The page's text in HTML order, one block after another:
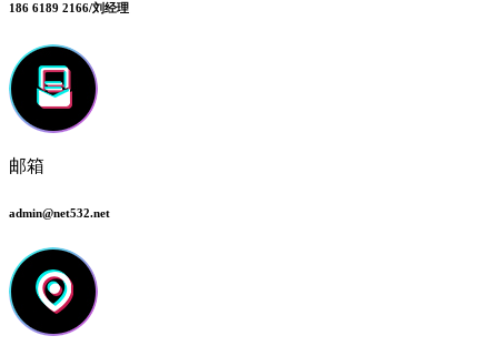
186 6189 2166/刘经理
邮箱
admin@net532.net